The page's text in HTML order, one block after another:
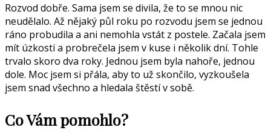
Rozvod dobře. Sama jsem se divila, že to se mnou nic
neudělalo. Až nějaký půl roku po rozvodu jsem se jednou
ráno probudila a ani nemohla vstát z postele. Začala jsem
mít úzkosti a probrečela jsem v kuse i několik dní. Tohle
trvalo skoro dva roky. Jednou jsem byla nahoře, jednou
dole. Moc jsem si přála, aby to už skončilo, vyzkoušela
jsem snad všechno a hledala štěstí v sobě.
Co Vám pomohlo?